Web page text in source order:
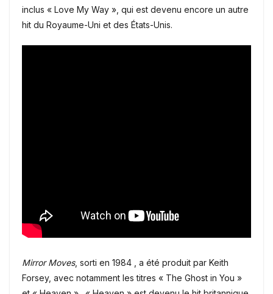
inclus « Love My Way », qui est devenu encore un autre
hit du Royaume-Uni et des États-Unis.
Mirror Moves, sorti en 1984 , a été produit par Keith
Forsey, avec notamment les titres « The Ghost in You »